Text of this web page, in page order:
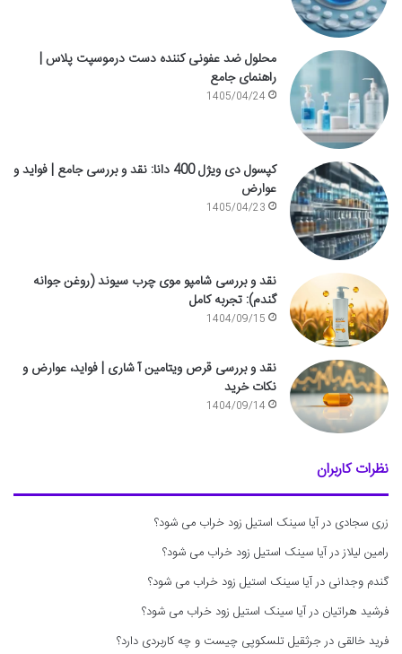
محلول ضد عفونی کننده دست درموسپت پلاس |
راهنمای جامع
1405/04/24
کپسول دی ویژل 400 دانا: نقد و بررسی جامع | فواید و
عوارض
1405/04/23
نقد و بررسی شامپو موی چرب سیوند (روغن جوانه
گندم): تجربه کامل
1404/09/15
نقد و بررسی قرص ویتامین آ شاری | فواید، عوارض و
نکات خرید
1404/09/14
نظرات کاربران
زری سجادی درآیا سینک استیل زود خراب می شود؟
رامین لیلازدرآیا سینک استیل زود خراب می شود؟
گندم وجدانی درآیا سینک استیل زود خراب می شود؟
فرشید هراتیان درآیا سینک استیل زود خراب می شود؟
فرید خالقی درجرثقیل تلسکوپی چیست و چه کاربردی دارد؟